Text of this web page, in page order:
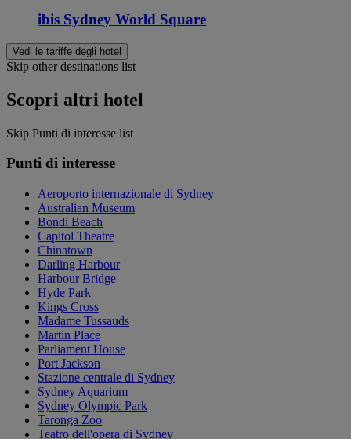
ibis Sydney World Square
Vedi le tariffe degli hotel
Skip other destinations list
Scopri altri hotel
Skip Punti di interesse list
Punti di interesse
Aeroporto internazionale di Sydney
Australian Museum
Bondi Beach
Capitol Theatre
Chinatown
Darling Harbour
Harbour Bridge
Hyde Park
Kings Cross
Madame Tussauds
Martin Place
Parliament House
Port Jackson
Stazione centrale di Sydney
Sydney Aquarium
Sydney Olympic Park
Taronga Zoo
Teatro dell'opera di Sydney